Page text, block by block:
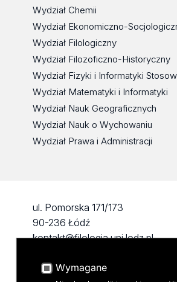
Wydział Chemii
Wydział Ekonomiczno-
Wydział Filologiczny
Wydział Filozoficzno-Historyczny
Wydział Fizyki i Informatyki
Wydział Matematyki i Informatyki
Wydział Nauk Geograficznych
Wydział Nauk o Wychowaniu
Wydział Prawa i Administracji
ul. Pomorska 171/173
90-236 Łódź
kontakt@filologia.uni.lodz.pl
fax: 42/665 52 54
Wymagane